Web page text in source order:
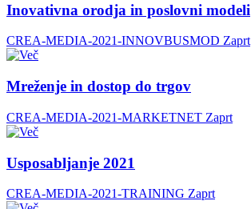
Inovativna orodja in poslovni modeli
CREA-MEDIA-2021-INNOVBUSMOD Zaprt
Mreženje in dostop do trgov
CREA-MEDIA-2021-MARKETNET Zaprt
Usposabljanje 2021
CREA-MEDIA-2021-TRAINING Zaprt